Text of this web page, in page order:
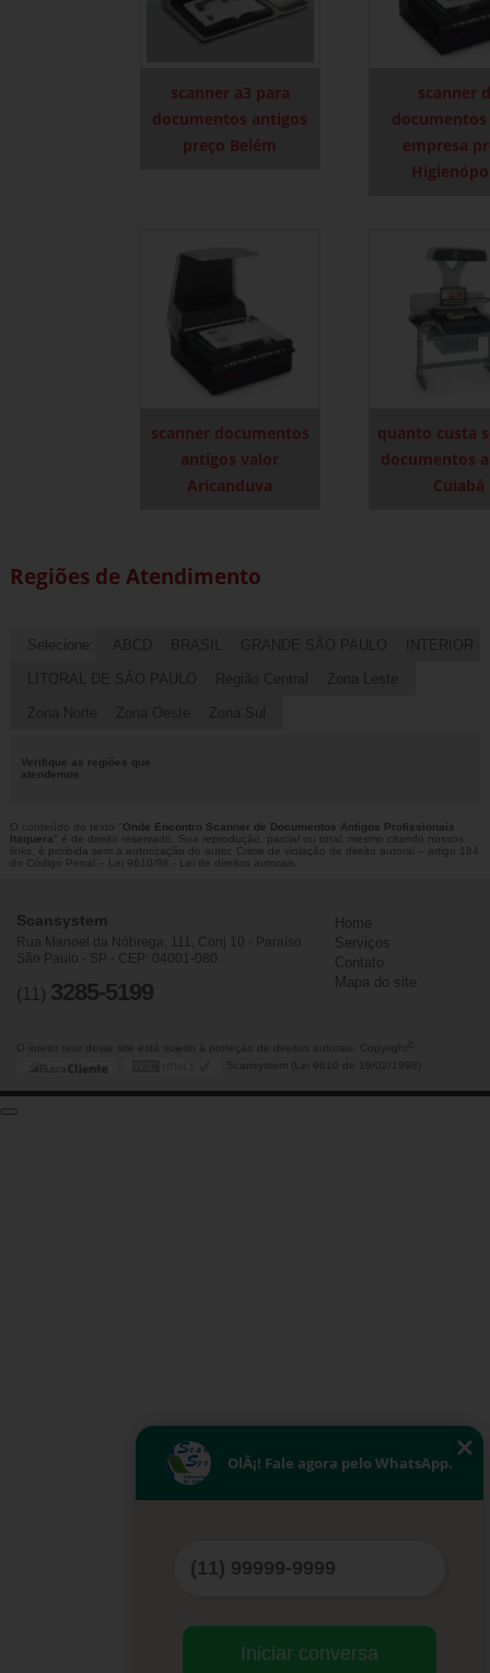
scanner a3 para
documentos antigos
preço Belém
scanner
empresa
scanner documentos
antigos valor
Aricanduva
quanto custa
documentos
Cuiabá
Regiões de Atendimento
Selecione: ABCD BRASIL GRANDE SÃO PAULO INTERIOR
LITORAL DE SÃO PAULO Região Central Zona Leste
Zona Norte Zona Oeste Zona Sul
Verifique as regiões que
atendemos
O conteúdo do texto " Onde Encontro Scanner de Documentos Antigos Profissionais
Itaquera " é de direito reservado. Sua reprodução, parcial ou total, mesmo citando nossos
links, é proibida sem a autorização do autor. Crime de violação de direito autoral – artigo 184
do Código Penal –
Lei 9610/98 - Lei de direitos autorais .
Scansystem
Rua Manoel da Nóbrega, 111, Conj 10 - Paraíso
São Paulo - SP - CEP: 04001-080
(11) 3285-5199
Home
Serviços
Contato
Mapa do site
O inteiro teor deste site está sujeito à proteção de direitos autorais. Copyright
Scansystem (Lei 9610 de 19/02/1998)
OlÃ¡! Fale agora pelo WhatsApp.
Iniciar conversa